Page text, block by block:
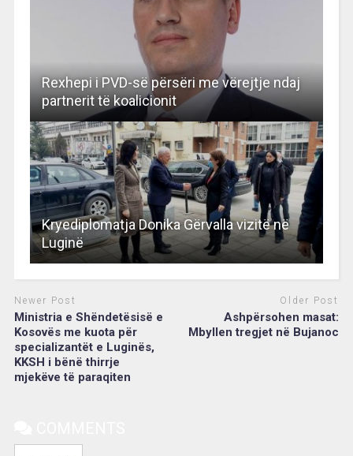
Rexhepi i PVD-së përsëri me vërejtje ndaj
partnerit të koalicionit
Kryediplomatja Donika Gërvalla vizitë në
Luginë
Newer Post
Ministria e Shëndetësisë e
Kosovës me kuota për
specializantët e Luginës,
KKSH i bënë thirrje
mjekëve të paraqiten
Older Post
Ashpërsohen masat:
Mbyllen tregjet në Bujanoc